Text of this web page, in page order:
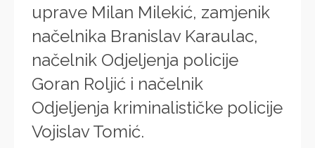
uprave Milan Milekić, zamjenik
načelnika Branislav Karaulac,
načelnik Odjeljenja policije
Goran Roljić i načelnik
Odjeljenja kriminalističke policije
Vojislav Tomić.